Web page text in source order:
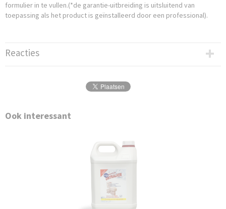
formulier in te vullen.(*de garantie-uitbreiding is uitsluitend van
toepassing als het product is geïnstalleerd door een professional).
Reacties
Ook interessant